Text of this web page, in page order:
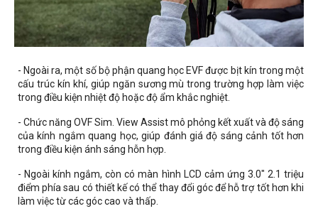
- Ngoài ra, một số bộ phận quang học EVF được bịt kín trong một
cấu trúc kín khí, giúp ngăn sương mù trong trường hợp làm việc
trong điều kiện nhiệt độ hoặc độ ẩm khắc nghiệt.
- Chức năng OVF Sim. View Assist mô phỏng kết xuất và độ sáng
của kính ngắm quang học, giúp đánh giá độ sáng cảnh tốt hơn
trong điều kiện ánh sáng hỗn hợp.
- Ngoài kính ngắm, còn có màn hình LCD cảm ứng 3.0" 2.1 triệu
điểm phía sau có thiết kế có thể thay đổi góc để hỗ trợ tốt hơn khi
làm việc từ các góc cao và thấp.